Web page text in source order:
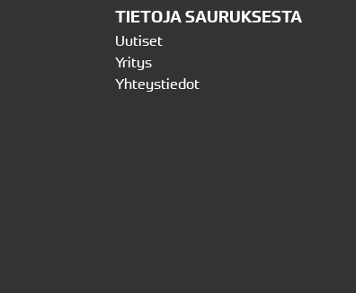
TIETOJA SAURUKSESTA
Uutiset
Yritys
Yhteystiedot